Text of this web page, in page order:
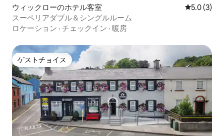
ウィックローのホテル客室 レビュー3
5.0 (3)
スーペリアダブル＆シングルルーム
ロケーション · チェックイン · 暖房
ゲストチョイス
ゲストチョイス